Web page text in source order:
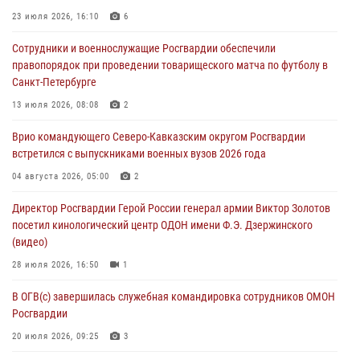
Кузбассе
08 августа 2026, 07:00
ОМОН «Ойрат» Управления Росгвардии по Республике Калмыкия
08 августа 2026, 07:00
В Москве росгвардейцы оказали помощь медикам и девушке с
08 августа 2026, 06:32 1
23 июля 2026, 16:10 6
Сотрудники и военнослужащие Росгвардии обеспечили
правопорядок при проведении товарищеского матча по футболу в
Санкт-Петербурге
13 июля 2026, 08:08 2
Врио командующего Северо-Кавказским округом Росгвардии
встретился с выпускниками военных вузов 2026 года
04 августа 2026, 05:00 2
Директор Росгвардии Герой России генерал армии Виктор Золотов
посетил кинологический центр ОДОН имени Ф.Э. Дзержинского
(видео)
28 июля 2026, 16:50 1
В ОГВ(с) завершилась служебная командировка сотрудников ОМОН
Росгвардии
20 июля 2026, 09:25 3